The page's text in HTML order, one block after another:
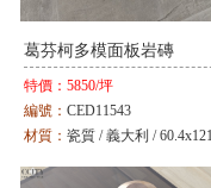
葛芬柯多模面板岩磚
特價： 5850/坪
編號： CED11543
材質： 瓷質 / 義大利 /